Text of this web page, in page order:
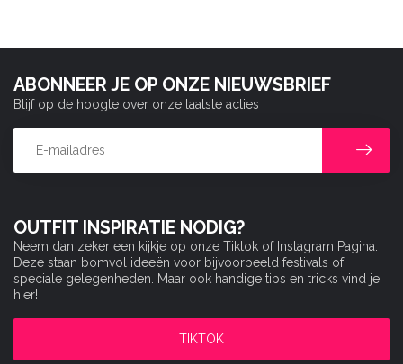
OUTFIT INSPIRATIE NODIG?
Neem dan zeker een kijkje op onze Tiktok of Instagram Pagina.
Deze staan bomvol ideeën voor bijvoorbeeld festivals of
speciale gelegenheden. Maar ook handige tips en tricks vind je
hier!
TIKTOK
ABONNEER JE OP ONZE NIEUWSBRIEF
Blijf op de hoogte over onze laatste acties